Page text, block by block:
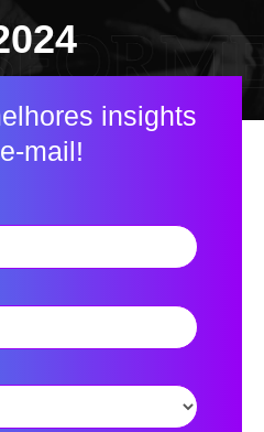
insights
mail!